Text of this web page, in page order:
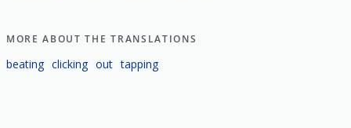
MORE ABOUT THE TRANSLATIONS
beating clicking out tapping